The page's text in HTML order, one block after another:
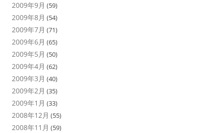
2009年9月 (59)
2009年8月 (54)
2009年7月 (71)
2009年6月 (65)
2009年5月 (50)
2009年4月 (62)
2009年3月 (40)
2009年2月 (35)
2009年1月 (33)
2008年12月 (55)
2008年11月 (59)